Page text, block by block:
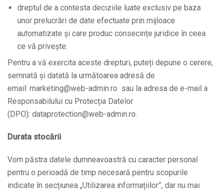
dreptul de a contesta deciziile luate exclusiv pe baza
unor prelucrări de date efectuate prin mijloace
automatizate și care produc consecințe juridice în ceea
ce vă privește.
Pentru a vă exercita aceste drepturi, puteți depune o cerere,
semnată și datată la următoarea adresă de
email: marketing@web-admin.ro sau la adresa de e-mail a
Responsabilului cu Protecția Datelor
(DPO): dataprotection@web-admin.ro.
Durata stocării
Vom păstra datele dumneavoastră cu caracter personal
pentru o perioadă de timp necesară pentru scopurile
indicate în secțiunea „Utilizarea informațiilor”, dar nu mai